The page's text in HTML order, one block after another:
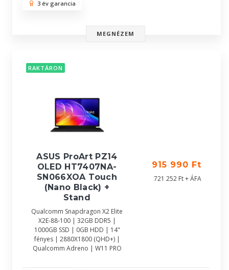
3 év garancia
MEGNÉZEM
RAKTÁRON
ASUS ProArt PZ14
OLED HT7407NA-
SN066XOA Touch
(Nano Black) +
Stand
Qualcomm Snapdragon X2 Elite
X2E-88-100 | 32GB DDR5 |
1000GB SSD | 0GB HDD | 14"
fényes | 2880X1800 (QHD+) |
Qualcomm Adreno | W11 PRO
915 990 Ft
721 252 Ft + ÁFA